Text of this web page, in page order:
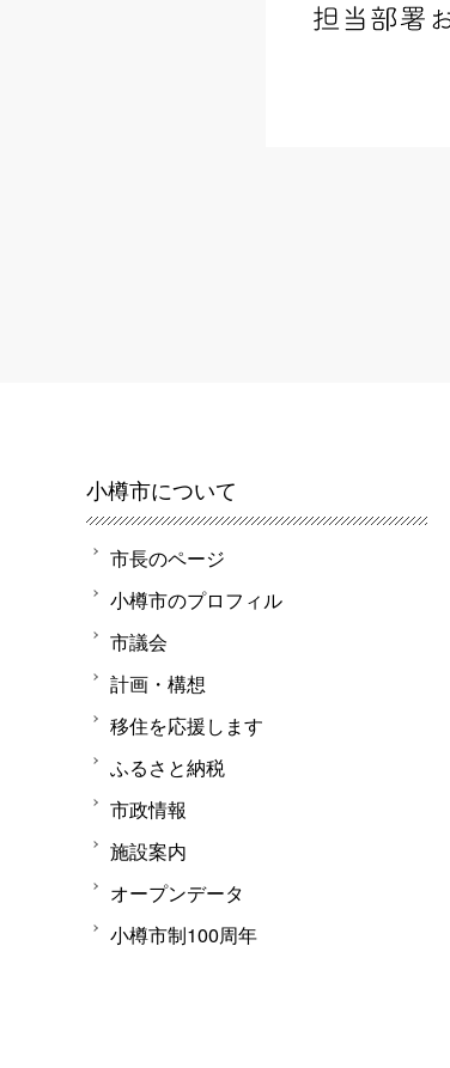
小樽市について
市長のページ
小樽市のプロフィル
市議会
計画・構想
移住を応援します
ふるさと納税
市政情報
施設案内
オープンデータ
小樽市制100周年